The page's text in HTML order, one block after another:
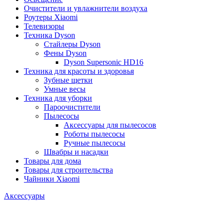
Очистители и увлажнители воздуха
Роутеры Xiaomi
Телевизоры
Техника Dyson
Стайлеры Dyson
Фены Dyson
Dyson Supersonic HD16
Техника для красоты и здоровья
Зубные щетки
Умные весы
Техника для уборки
Пароочистители
Пылесосы
Аксессуары для пылесосов
Роботы пылесосы
Ручные пылесосы
Швабры и насадки
Товары для дома
Товары для строительства
Чайники Xiaomi
Аксессуары